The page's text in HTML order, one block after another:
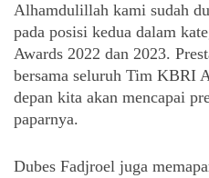
Alhamdulillah kami sudah
pada posisi kedua dalam
Awards 2022 dan 2023.
bersama seluruh Tim KBRI
depan kita akan mencapai
paparnya.
Dubes Fadjroel juga